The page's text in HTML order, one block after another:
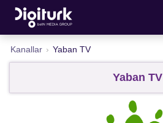
Kanallar › Yaban TV
Yaban TV